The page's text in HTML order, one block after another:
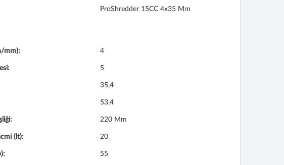
ProShredder 15CC 4x35 Mm
mm): 4
5
35,4
53,4
220 Mm
(lt): 20
55